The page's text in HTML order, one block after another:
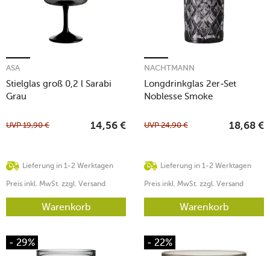
Stielglas groß 0,2 l Sarabi
Grau
ASA
Lieferung in 1-2 Werktagen
UVP19,90 € 14,56 €
Preis inkl. MwSt. zzgl. Versand
Warenkorb
Longdrinkglas 2er-Set
Noblesse Smoke
NACHTMANN
Lieferung in 1-2 Werktagen
UVP24,90 € 18,68 €
Preis inkl. MwSt. zzgl. Versand
Warenkorb
- 29% - 22%